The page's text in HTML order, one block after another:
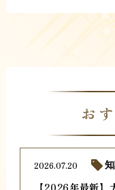
お
【2026年最新
2026.07.20